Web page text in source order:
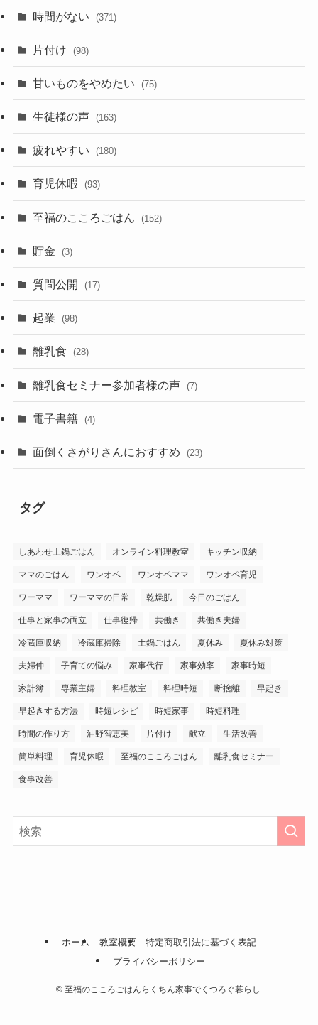
時間がない (371)
片付け (98)
甘いものをやめたい (75)
生徒様の声 (163)
疲れやすい (180)
育児休暇 (93)
至福のこころごはん (152)
貯金 (3)
質問公開 (17)
起業 (98)
離乳食 (28)
離乳食セミナー参加者様の声 (7)
電子書籍 (4)
面倒くさがりさんにおすすめ (23)
タグ
しあわせ土鍋ごはん オンライン料理教室 キッチン収納
ママのごはん ワンオペ ワンオペママ ワンオペ育児
ワーママ ワーママの日常 乾燥肌 今日のごはん
仕事と家事の両立 仕事復帰 共働き 共働き夫婦
冷蔵庫収納 冷蔵庫掃除 土鍋ごはん 夏休み 夏休み対策
夫婦仲 子育ての悩み 家事代行 家事効率 家事時短
家計簿 専業主婦 料理教室 料理時短 断捨離 早起き
早起きする方法 時短レシピ 時短家事 時短料理
時間の作り方 油野智恵美 片付け 献立 生活改善
簡単料理 育児休暇 至福のこころごはん 離乳食セミナー
食事改善
ホーム 教室概要
特定商取引法に基づく表記
プライバシーポリシー
©至福のこころごはんらくちん家事でくつろぐ暮らし.